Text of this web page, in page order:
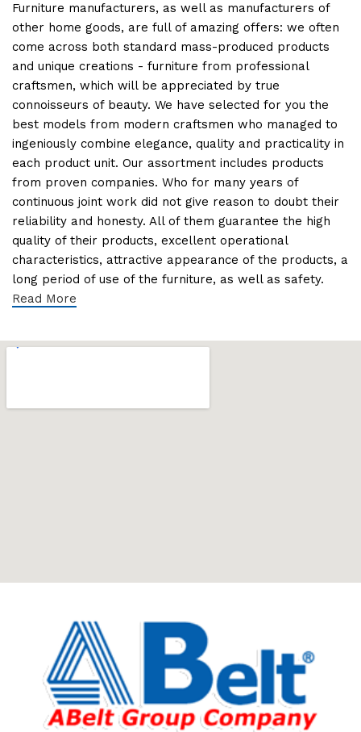
Furniture manufacturers, as well as manufacturers of
other home goods, are full of amazing offers: we often
come across both standard mass-produced products
and unique creations - furniture from professional
craftsmen, which will be appreciated by true
connoisseurs of beauty. We have selected for you the
best models from modern craftsmen who managed to
ingeniously combine elegance, quality and practicality in
each product unit. Our assortment includes products
from proven companies. Who for many years of
continuous joint work did not give reason to doubt their
reliability and honesty. All of them guarantee the high
quality of their products, excellent operational
characteristics, attractive appearance of the products, a
long period of use of the furniture, as well as safety.
Read More